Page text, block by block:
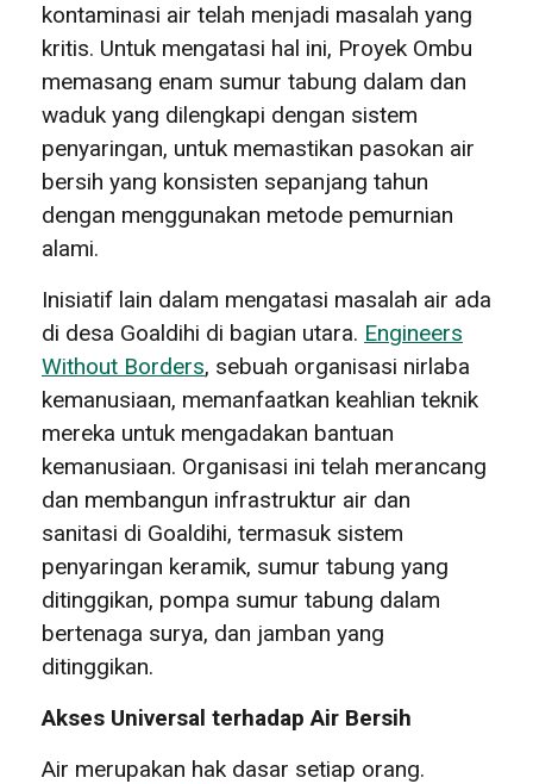
kontaminasi air telah menjadi masalah yang
kritis. Untuk mengatasi hal ini, Proyek Ombu
memasang enam sumur tabung dalam dan
waduk yang dilengkapi dengan sistem
penyaringan, untuk memastikan pasokan air
bersih yang konsisten sepanjang tahun
dengan menggunakan metode pemurnian
alami.
Inisiatif lain dalam mengatasi masalah air ada
di desa Goaldihi di bagian utara. Engineers
Without Borders, sebuah organisasi nirlaba
kemanusiaan, memanfaatkan keahlian teknik
mereka untuk mengadakan bantuan
kemanusiaan. Organisasi ini telah merancang
dan membangun infrastruktur air dan
sanitasi di Goaldihi, termasuk sistem
penyaringan keramik, sumur tabung yang
ditinggikan, pompa sumur tabung dalam
bertenaga surya, dan jamban yang
ditinggikan.
Akses Universal terhadap Air Bersih
Air merupakan hak dasar setiap orang.